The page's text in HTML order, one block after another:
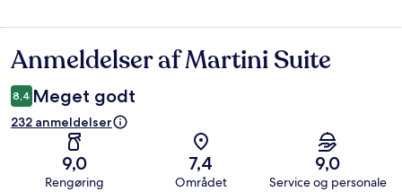
Anmeldelser
Anmeldelser af Martini Suite
8,4 Meget godt
232 anmeldelser
9,0
Rengøring
7,4
Området
9,0
Service og personale